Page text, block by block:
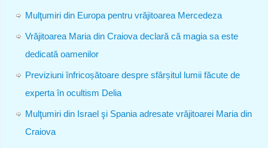
Mulţumiri din Europa pentru vrăjitoarea Mercedeza
Vrăjitoarea Maria din Craiova declară că magia sa este
dedicată oamenilor
Previziuni înfricoșătoare despre sfârșitul lumii făcute de
experta în ocultism Delia
Mulţumiri din Israel şi Spania adresate vrăjitoarei Maria din
Craiova